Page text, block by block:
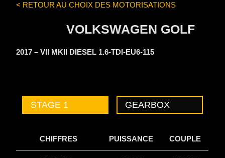
< RETOUR AU CHOIX DES MOTORISATIONS
VOLKSWAGEN GOLF
2017 – VII MKII DIESEL 1.6-TDI-EU6-115
STAGE 1 GEARBOX
CHIFFRES PUISSANCE COUPLE